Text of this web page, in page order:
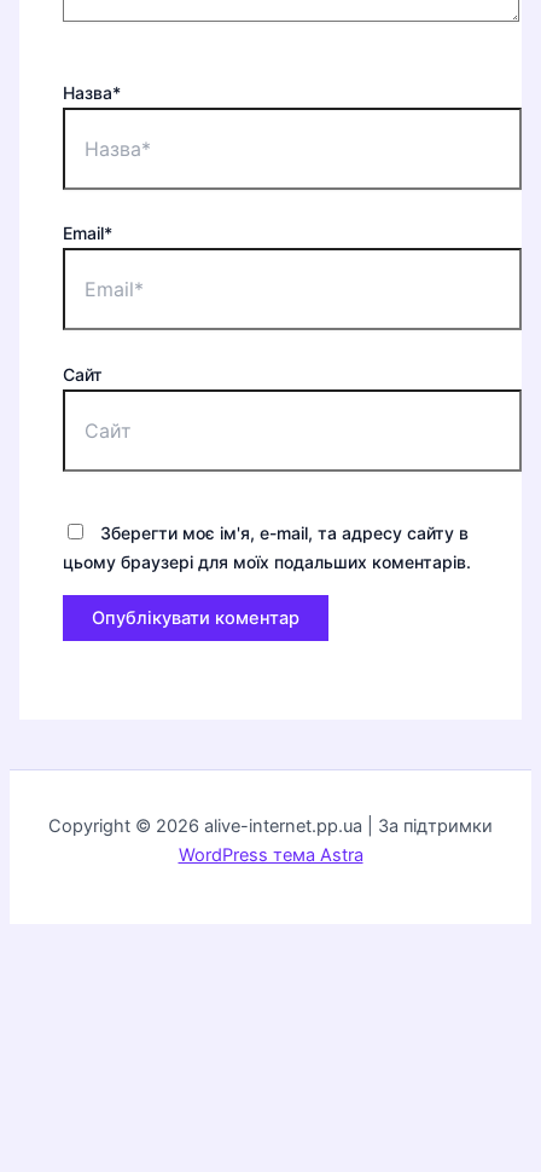
Назва*
Email*
Сайт
Зберегти моє ім'я, e-mail, та адресу сайту в
цьому браузері для моїх подальших коментарів.
Copyright © 2026 alive-internet.pp.ua | За підтримки
WordPress тема Astra